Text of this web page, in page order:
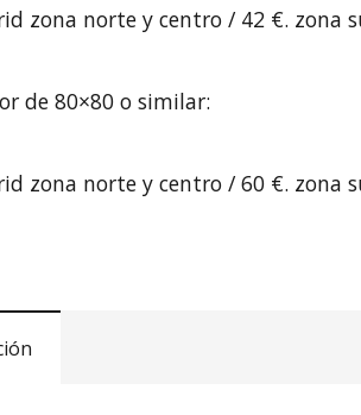
zona norte y centro / 42 €. zona
de 80×80 o similar:
zona norte y centro / 60 €. zona